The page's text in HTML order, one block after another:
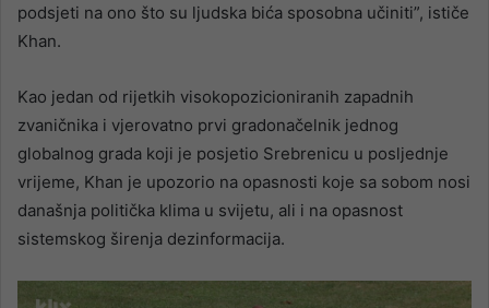
podsjeti na ono što su ljudska bića sposobna učiniti”, ističe
Khan.
Kao jedan od rijetkih visokopozicioniranih zapadnih
zvaničnika i vjerovatno prvi gradonačelnik jednog
globalnog grada koji je posjetio Srebrenicu u posljednje
vrijeme, Khan je upozorio na opasnosti koje sa sobom nosi
današnja politička klima u svijetu, ali i na opasnost
sistemskog širenja dezinformacija.